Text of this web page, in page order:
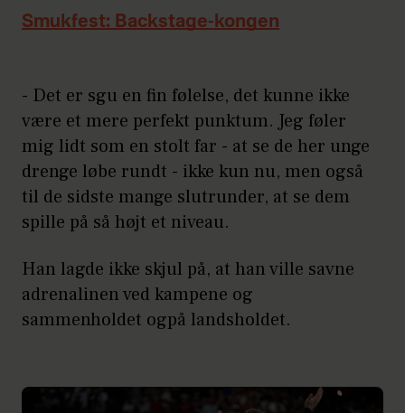
Smukfest: Backstage-kongen
- Det er sgu en fin følelse, det kunne ikke
være et mere perfekt punktum. Jeg føler
mig lidt som en stolt far - at se de her unge
drenge løbe rundt - ikke kun nu, men også
til de sidste mange slutrunder, at se dem
spille på så højt et niveau.
Han lagde ikke skjul på, at han ville savne
adrenalinen ved kampene og
sammenholdet ogpå landsholdet.